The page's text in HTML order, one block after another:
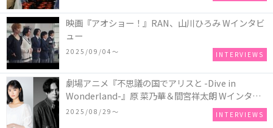
映画『アオショー！』RAN、山川ひろみ Wインタビ
ュー
2025/09/04〜 INTERVIEWS
劇場アニメ『不思議の国でアリスと -Dive in
Wonderland-』原 菜乃華＆間宮祥太朗 Wインタビ
ュー
2025/08/29〜 INTERVIEWS